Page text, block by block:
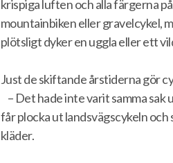
krispiga luften och alla färgerna
mountainbiken eller gravelcykel,
plötsligt dyker en uggla eller ett
Just de skiftande årstiderna gör
– Det hade inte varit samma sak
får plocka ut landsvägscykeln
kläder.